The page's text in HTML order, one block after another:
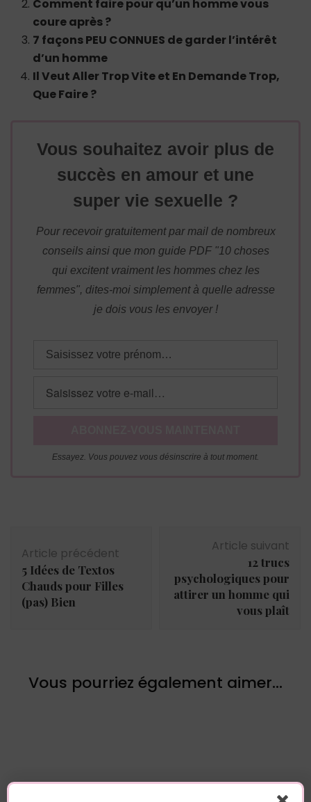
Comment faire pour qu’un homme vous
coure après ?
7 façons PEU CONNUES de garder l’intérêt
d’un homme
Il Veut Aller Trop Vite et En Demande Trop,
Que Faire ?
Vous souhaitez avoir plus de
succès en amour et une
super vie sexuelle ?
Pour recevoir gratuitement par mail de nombreux
conseils ainsi que mon guide PDF "10 choses
qui excitent vraiment les hommes chez les
femmes", dites-moi simplement à quelle adresse
je dois vous les envoyer !
Essayez. Vous pouvez vous désinscrire à tout moment.
d'article
Article précédent
5 Idées de Textos
Chauds pour Filles
(pas) Bien
Article suivant
12 trucs
psychologiques pour
attirer un homme qui
vous plaît
Vous pourriez également aimer...